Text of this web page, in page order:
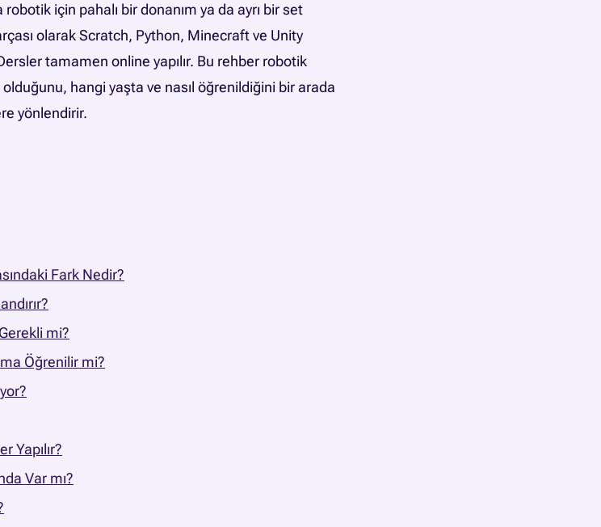
için pahalı bir donanım ya da ayrı bir set
olarak Scratch, Python, Minecraft ve Unity
tamamen online yapılır. Bu rehber robotik
hangi yaşta ve nasıl öğrenildiğini bir arada
yönlendirir.
Fark Nedir?
mi?
Öğrenilir mi?
Yapılır?
Var mı?